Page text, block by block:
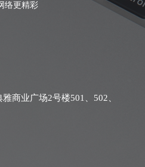
络更精彩
商业广场2号楼501、502、